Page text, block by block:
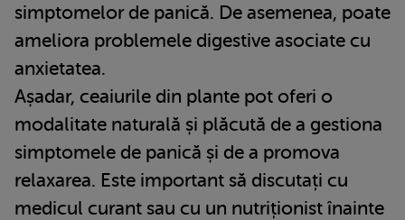
simptomelor de panică. De asemenea, poate
ameliora problemele digestive asociate cu
anxietatea.
Așadar, ceaiurile din plante pot oferi o
modalitate naturală și plăcută de a gestiona
simptomele de panică și de a promova
relaxarea. Este important să discutați cu
medicul curant sau cu un nutriționist înainte